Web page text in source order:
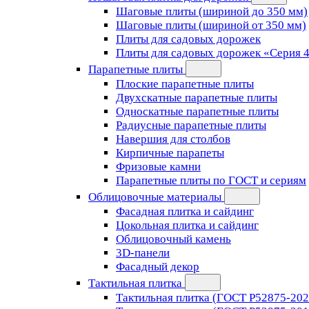
Шаговые плиты (шириной до 350 мм)
Шаговые плиты (шириной от 350 мм)
Плиты для садовых дорожек
Плиты для садовых дорожек «Серия
Парапетные плиты
Плоские парапетные плиты
Двухскатные парапетные плиты
Односкатные парапетные плиты
Радиусные парапетные плиты
Навершия для столбов
Кирпичные парапеты
Фризовые камни
Парапетные плиты по ГОСТ и сериям
Облицовочные материалы
Фасадная плитка и сайдинг
Цокольная плитка и сайдинг
Облицовочный камень
3D-панели
Фасадный декор
Тактильная плитка
Тактильная плитка (ГОСТ Р52875-